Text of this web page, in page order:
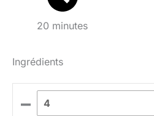
20 minutes
Ingrédients
–